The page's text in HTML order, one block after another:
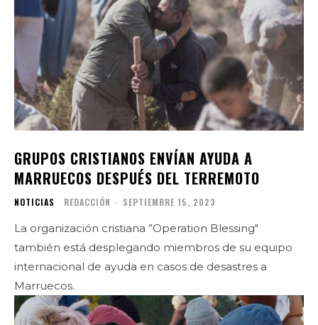
GRUPOS CRISTIANOS ENVÍAN AYUDA A
MARRUECOS DESPUÉS DEL TERREMOTO
NOTICIAS REDACCIÓN - SEPTIEMBRE 15, 2023
La organización cristiana ”Operation Blessing"
también está desplegando miembros de su equipo
internacional de ayuda en casos de desastres a
Marruecos.